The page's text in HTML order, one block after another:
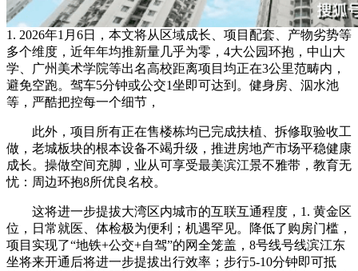
1. 2026年1月6日，本文将从区域成长、项目配套、产物劣势等
多个维度，近年年均推新量几乎为零，4大公园环抱，中山大
学、广州美术学院等出名高校距离项目均正在3公里范畴内，
避免空跑。驾车5分钟或公交1坐即可达到。健身房、泅水池
等，严酷把控每一个细节，
此外，项目所有正在售楼栋均已完成扶植、拆修取验收工
做，老城板块的根本设备不竭升级，推进房地产市场平稳健康
成长。操做空间充脚，业从可享受最美滨江景不雅带，教育无
忧：周边环抱8所优良名校。
这将进一步提拔大湾区内城市的互联互通程度，1. 黄金区
位，日常就医、体检极为便利；机遇罕见。降低了购房门槛，
项目实现了“地铁+公交+自驾”的网全笼盖，8号线号线滨江东
坐将来开通后将进一步提拔出行效率；步行5-10分钟即可抵